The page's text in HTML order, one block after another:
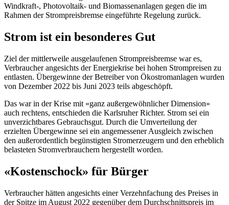
Windkraft-, Photovoltaik- und Biomassenanlagen gegen die im
Rahmen der Strompreisbremse eingeführte Regelung zurück.
Strom ist ein besonderes Gut
Ziel der mittlerweile ausgelaufenen Strompreisbremse war es,
Verbraucher angesichts der Energiekrise bei hohen Strompreisen zu
entlasten. Übergewinne der Betreiber von Ökostromanlagen wurden
von Dezember 2022 bis Juni 2023 teils abgeschöpft.
Das war in der Krise mit «ganz außergewöhnlicher Dimension»
auch rechtens, entschieden die Karlsruher Richter. Strom sei ein
unverzichtbares Gebrauchsgut. Durch die Umverteilung der
erzielten Übergewinne sei ein angemessener Ausgleich zwischen
den außerordentlich begünstigten Stromerzeugern und den erheblich
belasteten Stromverbrauchern hergestellt worden.
«Kostenschock» für Bürger
Verbraucher hätten angesichts einer Verzehnfachung des Preises in
der Spitze im August 2022 gegenüber dem Durchschnittspreis im